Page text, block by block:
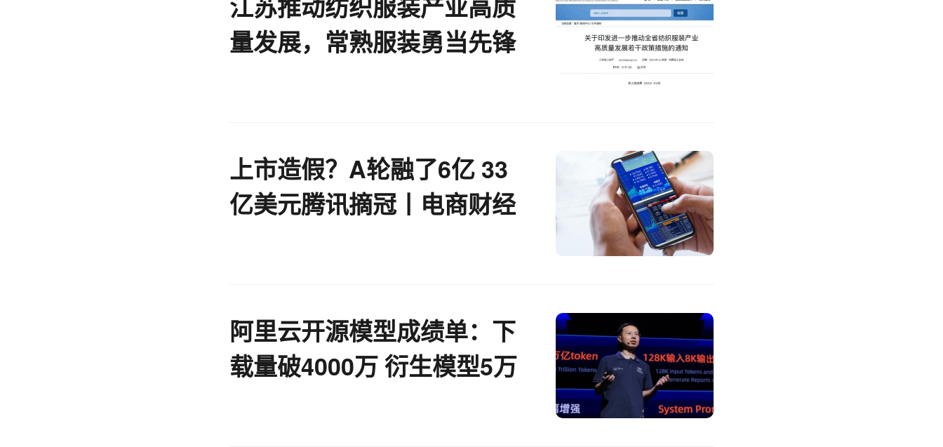
量发展，常熟服装勇当先锋
上市造假？A轮融了6亿 33
亿美元腾讯摘冠丨电商财经
阿里云开源模型成绩单：下
载量破4000万 衍生模型5万